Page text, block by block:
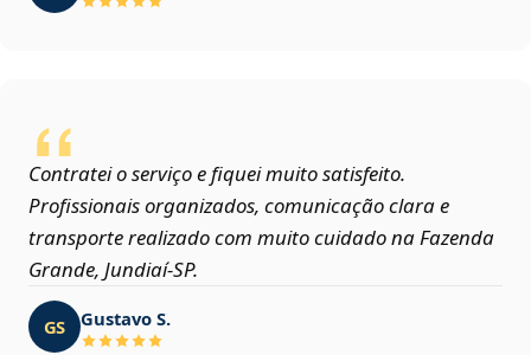
Contratei o serviço e fiquei muito satisfeito.
Profissionais organizados, comunicação clara e
transporte realizado com muito cuidado na Fazenda
Grande, Jundiaí‑SP.
GS Gustavo S.